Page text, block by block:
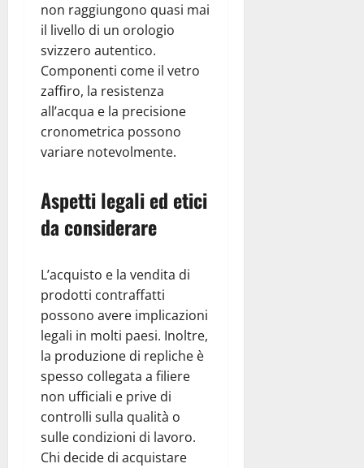
non raggiungono quasi mai
il livello di un orologio
svizzero autentico.
Componenti come il vetro
zaffiro, la resistenza
all’acqua e la precisione
cronometrica possono
variare notevolmente.
Aspetti legali ed etici
da considerare
L’acquisto e la vendita di
prodotti contraffatti
possono avere implicazioni
legali in molti paesi. Inoltre,
la produzione di repliche è
spesso collegata a filiere
non ufficiali e prive di
controlli sulla qualità o
sulle condizioni di lavoro.
Chi decide di acquistare